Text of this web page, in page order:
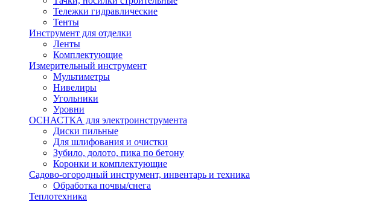
Тележки гидравлические
Тенты
Инструмент для отделки
Ленты
Комплектующие
Измерительный инструмент
Мультиметры
Нивелиры
Угольники
Уровни
ОСНАСТКА для электроинструмента
Диски пильные
Для шлифования и очистки
Зубило, долото, пика по бетону
Коронки и комплектующие
Садово-огородный инструмент, инвентарь и техника
Обработка почвы/снега
Теплотехника